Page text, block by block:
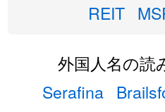
REIT
外国人名の読
Serafina